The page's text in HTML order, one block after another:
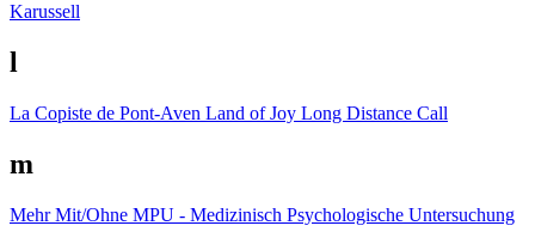
Karussell
l
La Copiste de Pont-Aven Land of Joy Long Distance Call
m
Mehr Mit/Ohne MPU - Medizinisch Psychologische Untersuchung